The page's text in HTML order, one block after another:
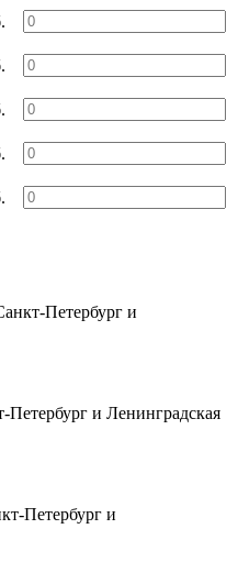
Петербург и
и Ленинградская
Петербург и